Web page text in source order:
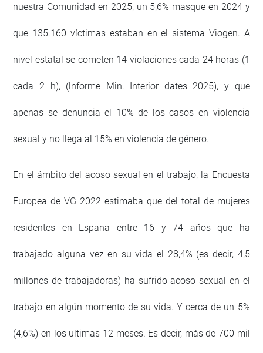
nuestra Comunidad en 2025, un 5,6% masque en 2024 y
que 135.160 víctimas estaban en el sistema Viogen. A
nivel estatal se cometen 14 violaciones cada 24 horas (1
cada 2 h), (lnforme Min. Interior dates 2025), y que
apenas se denuncia el 10% de los casos en violencia
sexual y no llega al 15% en violencia de género.
En el ámbito del acoso sexual en el trabajo, la Encuesta
Europea de VG 2022 estimaba que del total de mujeres
residentes en Espana entre 16 y 74 años que ha
trabajado alguna vez en su vida el 28,4% (es decir, 4,5
millones de trabajadoras) ha sufrido acoso sexual en el
trabajo en algún momento de su vida. Y cerca de un 5%
(4,6%) en los ultimas 12 meses. Es decir, más de 700 mil